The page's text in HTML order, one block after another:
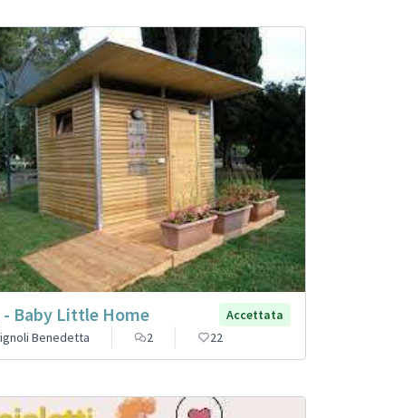
- Baby Little Home
Accettata
Benedetta
2 22